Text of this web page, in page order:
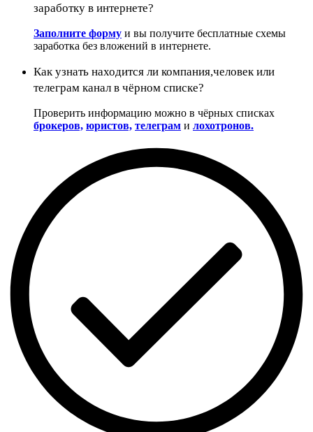
заработку в интернете?
Заполните форму и вы получите бесплатные схемы
заработка без вложений в интернете.
Как узнать находится ли компания,человек или
телеграм канал в чёрном списке?
Проверить информацию можно в чёрных списках
брокеров, юристов, телеграм и лохотронов.